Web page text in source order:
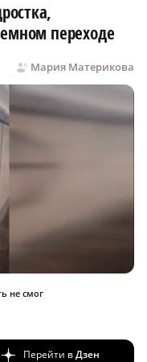
переходе
Мария Материкова
не смог
Перейти вДзен